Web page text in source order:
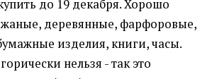
до 19 декабря. Хорошо
деревянные, фарфоровые,
изделия, книги, часы.
нельзя - так это